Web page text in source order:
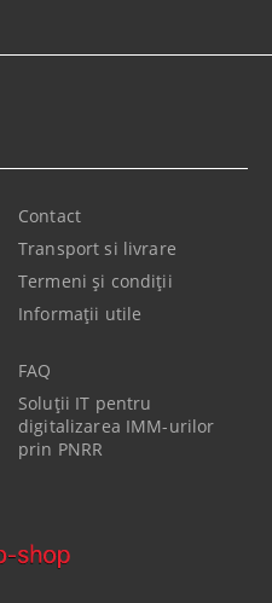
Contact
Transport si livrare
Termeni şi condiţii
Informaţii utile
FAQ
Soluții IT pentru
digitalizarea IMM-urilor
prin PNRR